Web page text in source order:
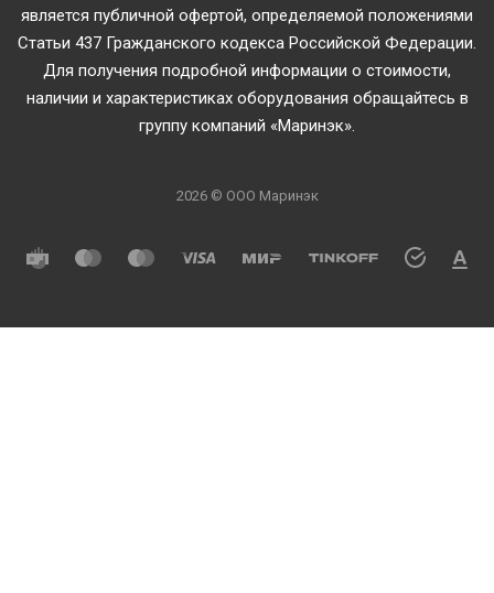
является публичной офертой, определяемой положениями
Статьи 437 Гражданского кодекса Российской Федерации.
Для получения подробной информации о стоимости,
наличии и характеристиках оборудования обращайтесь в
группу компаний «Маринэк».
2026 © ООО Маринэк